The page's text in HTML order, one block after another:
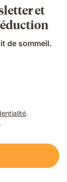
et
de sommeil.
.